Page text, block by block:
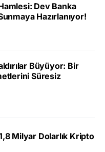
Dev Banka
Hazırlanıyor!
Büyüyor: Bir
Süresiz
Milyar Dolarlık Kripto